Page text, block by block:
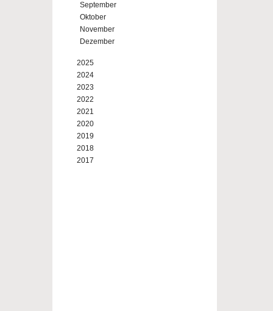
September
Oktober
November
Dezember
2025
2024
2023
2022
2021
2020
2019
2018
2017